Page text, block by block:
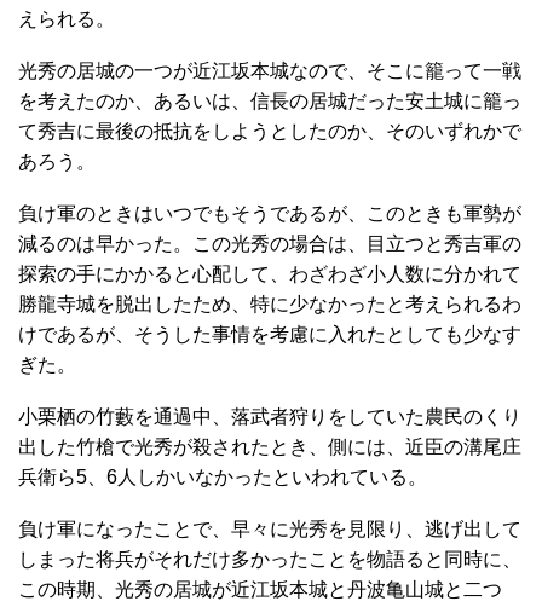
えられる。
光秀の居城の一つが近江坂本城なので、そこに籠って一戦
を考えたのか、あるいは、信長の居城だった安土城に籠っ
て秀吉に最後の抵抗をしようとしたのか、そのいずれかで
あろう。
負け軍のときはいつでもそうであるが、このときも軍勢が
減るのは早かった。この光秀の場合は、目立つと秀吉軍の
探索の手にかかると心配して、わざわざ小人数に分かれて
勝龍寺城を脱出したため、特に少なかったと考えられるわ
けであるが、そうした事情を考慮に入れたとしても少なす
ぎた。
小栗栖の竹藪を通過中、落武者狩りをしていた農民のくり
出した竹槍で光秀が殺されたとき、側には、近臣の溝尾庄
兵衛ら5、6人しかいなかったといわれている。
負け軍になったことで、早々に光秀を見限り、逃げ出して
しまった将兵がそれだけ多かったことを物語ると同時に、
この時期、光秀の居城が近江坂本城と丹波亀山城と二つ